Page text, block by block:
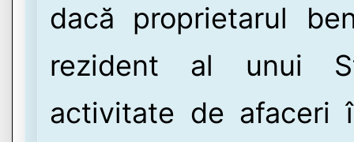
dacă proprietarul
rezident al unui
activitate de afaceri